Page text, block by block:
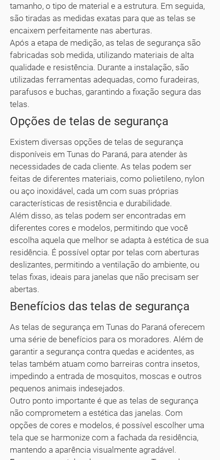
tamanho, o tipo de material e a estrutura. Em seguida,
são tiradas as medidas exatas para que as telas se
encaixem perfeitamente nas aberturas.
Após a etapa de medição, as telas de segurança são
fabricadas sob medida, utilizando materiais de alta
qualidade e resistência. Durante a instalação, são
utilizadas ferramentas adequadas, como furadeiras,
parafusos e buchas, garantindo a fixação segura das
telas.
Opções de telas de segurança
Existem diversas opções de telas de segurança
disponíveis em Tunas do Paraná, para atender às
necessidades de cada cliente. As telas podem ser
feitas de diferentes materiais, como polietileno, nylon
ou aço inoxidável, cada um com suas próprias
características de resistência e durabilidade.
Além disso, as telas podem ser encontradas em
diferentes cores e modelos, permitindo que você
escolha aquela que melhor se adapta à estética de sua
residência. É possível optar por telas com aberturas
deslizantes, permitindo a ventilação do ambiente, ou
telas fixas, ideais para janelas que não precisam ser
abertas.
Benefícios das telas de segurança
As telas de segurança em Tunas do Paraná oferecem
uma série de benefícios para os moradores. Além de
garantir a segurança contra quedas e acidentes, as
telas também atuam como barreiras contra insetos,
impedindo a entrada de mosquitos, moscas e outros
pequenos animais indesejados.
Outro ponto importante é que as telas de segurança
não comprometem a estética das janelas. Com
opções de cores e modelos, é possível escolher uma
tela que se harmonize com a fachada da residência,
mantendo a aparência visualmente agradável.